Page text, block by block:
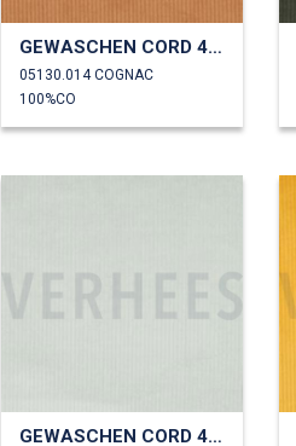
GEWASCHEN CORD 4.5W
05130.014 COGNAC
100%CO
GEWASCHEN CORD 4.5W